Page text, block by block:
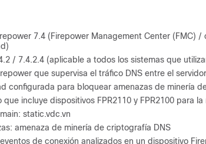
7.4 (Firepower Management Center (FMC)
/ 7.4.2.4 (aplicable a todos los sistemas que
que supervisa el tráfico DNS entre el
configurada para bloquear amenazas de minería
incluye dispositivos FPR2110 y FPR2100 para
static.vdc.vn
amenaza de minería de criptografía DNS
de conexión analizados en un dispositivo